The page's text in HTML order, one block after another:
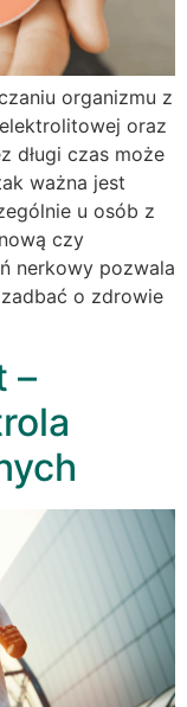
organizmu z
oraz
długi czas może
ważna jest
u osób z
czy
nerkowy pozwala
o zdrowie
–